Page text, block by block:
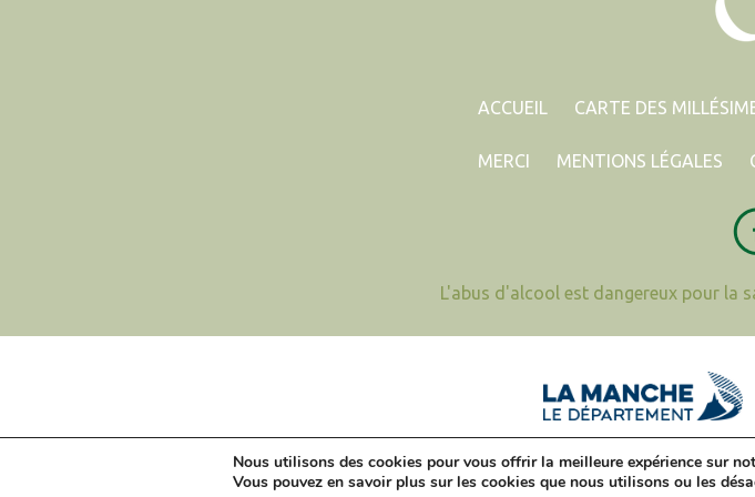
ACCUEIL CARTE DES
MERCI MENTIONS LÉGALES
L'abus d'alcool est dangereux pour la
- tout droit réservé
Nous utilisons des cookies pour vous offrir la meilleure expérience sur
Vous pouvez en savoir plus sur les cookies que nous utilisons ou les